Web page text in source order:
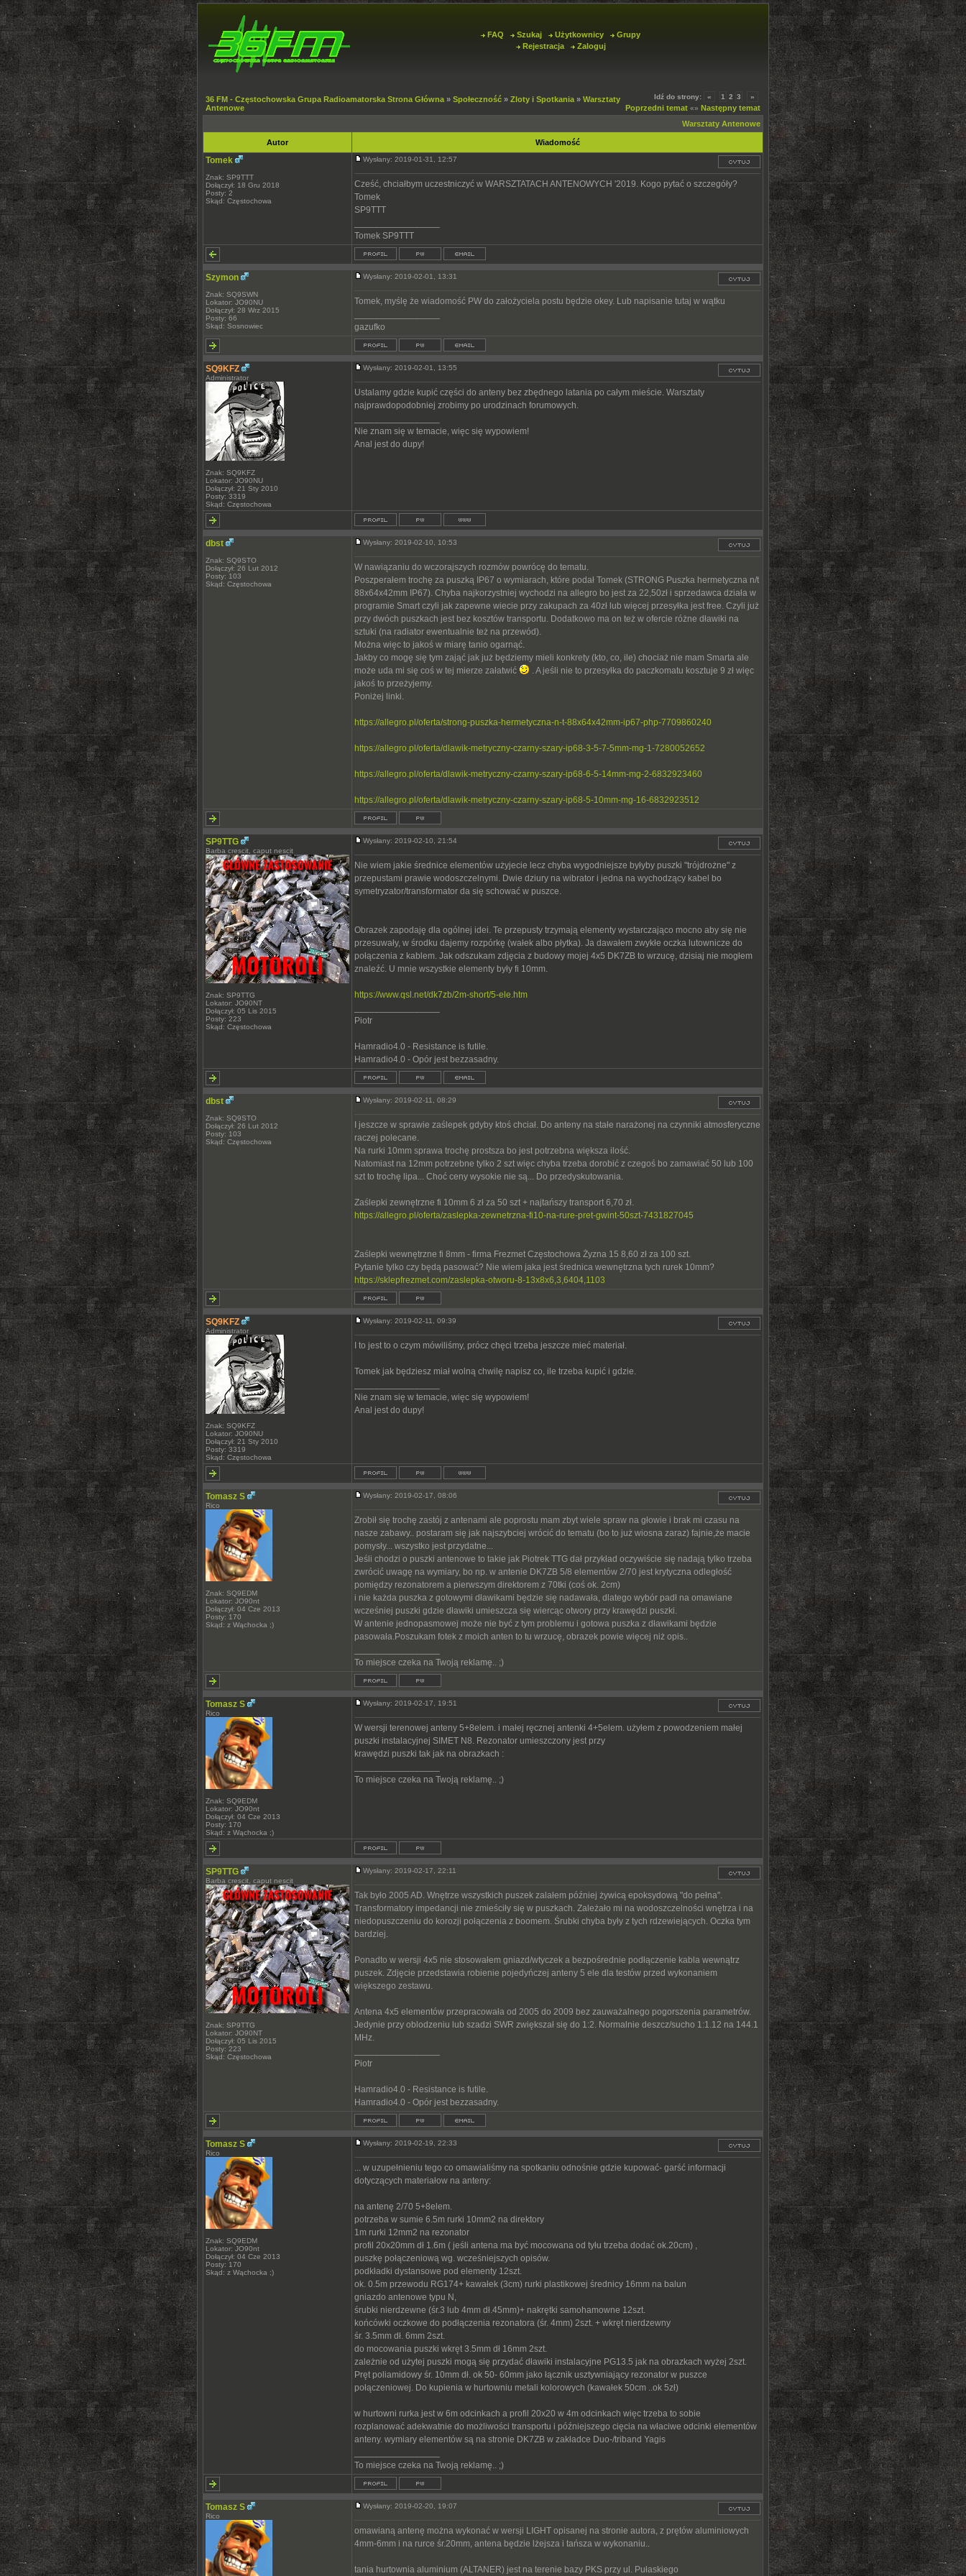
FAQ Szukaj Użytkownicy
Grupy
Rejestracja
Zaloguj
36 FM - Częstochowska Grupa Radioamatorska Strona Główna » Społeczność » Zloty i Spotkania » Warsztaty
Antenowe
Idź do strony: « 1 2 3 »
Poprzedni temat «» Następny temat
Warsztaty Antenowe
Autor Wiadomość
Tomek
Znak: SP9TTT
Dołączył: 18 Gru 2018
Posty: 2
Skąd: Częstochowa
Wysłany: 2019-01-31, 12:57
Cześć, chciałbym uczestniczyć w WARSZTATACH ANTENOWYCH '2019. Kogo pytać o szczegóły?
Tomek
SP9TTT
Tomek SP9TTT
Szymon
Znak: SQ9SWN
Lokator: JO90NU
Dołączył: 28 Wrz 2015
Posty: 66
Skąd: Sosnowiec
Wysłany: 2019-02-01, 13:31
Tomek, myślę że wiadomość PW do założyciela postu będzie okey. Lub napisanie tutaj w wątku
gazufko
SQ9KFZ
Administrator
Znak: SQ9KFZ
Lokator: JO90NU
Dołączył: 21 Sty 2010
Posty: 3319
Skąd: Częstochowa
Wysłany: 2019-02-01, 13:55
Ustalamy gdzie kupić części do anteny bez zbędnego latania po całym mieście. Warsztaty
najprawdopodobniej zrobimy po urodzinach forumowych.
Nie znam się w temacie, więc się wypowiem!
Anal jest do dupy!
dbst
Znak: SQ9STO
Dołączył: 26 Lut 2012
Posty: 103
Skąd: Częstochowa
Wysłany: 2019-02-10, 10:53
W nawiązaniu do wczorajszych rozmów powrócę do tematu.
Poszperałem trochę za puszką IP67 o wymiarach, które podał Tomek (STRONG Puszka hermetyczna n/t
88x64x42mm IP67). Chyba najkorzystniej wychodzi na allegro bo jest za 22,50zł i sprzedawca działa w
programie Smart czyli jak zapewne wiecie przy zakupach za 40zł lub więcej przesyłka jest free. Czyli już
przy dwóch puszkach jest bez kosztów transportu. Dodatkowo ma on też w ofercie różne dławiki na
sztuki (na radiator ewentualnie też na przewód).
Można więc to jakoś w miarę tanio ogarnąć.
Jakby co mogę się tym zająć jak już będziemy mieli konkrety (kto, co, ile) chociaż nie mam Smarta ale
może uda mi się coś w tej mierze załatwić
. A jeśli nie to przesyłka do paczkomatu kosztuje 9 zł więc
jakoś to przeżyjemy.
Poniżej linki.
https://allegro.pl/oferta/strong-puszka-hermetyczna-n-t-88x64x42mm-ip67-php-7709860240
https://allegro.pl/oferta/dlawik-metryczny-czarny-szary-ip68-3-5-7-5mm-mg-1-7280052652
https://allegro.pl/oferta/dlawik-metryczny-czarny-szary-ip68-6-5-14mm-mg-2-6832923460
https://allegro.pl/oferta/dlawik-metryczny-czarny-szary-ip68-5-10mm-mg-16-6832923512
SP9TTG
Barba crescit, caput nescit
Znak: SP9TTG
Lokator: JO90NT
Dołączył: 05 Lis 2015
Posty: 223
Skąd: Częstochowa
Wysłany: 2019-02-10, 21:54
Nie wiem jakie średnice elementów użyjecie lecz chyba wygodniejsze byłyby puszki "trójdrożne" z
przepustami prawie wodoszczelnymi. Dwie dziury na wibrator i jedna na wychodzący kabel bo
symetryzator/transformator da się schować w puszce.
Obrazek zapodaję dla ogólnej idei. Te przepusty trzymają elementy wystarczająco mocno aby się nie
przesuwały, w środku dajemy rozpórkę (wałek albo płytka). Ja dawałem zwykłe oczka lutownicze do
połączenia z kablem. Jak odszukam zdjęcia z budowy mojej 4x5 DK7ZB to wrzucę, dzisiaj nie mogłem
znaleźć. U mnie wszystkie elementy były fi 10mm.
https://www.qsl.net/dk7zb/2m-short/5-ele.htm
Piotr
Hamradio4.0 - Resistance is futile.
Hamradio4.0 - Opór jest bezzasadny.
dbst
Znak: SQ9STO
Dołączył: 26 Lut 2012
Posty: 103
Skąd: Częstochowa
Wysłany: 2019-02-11, 08:29
I jeszcze w sprawie zaślepek gdyby ktoś chciał. Do anteny na stałe narażonej na czynniki atmosferyczne
raczej polecane.
Na rurki 10mm sprawa trochę prostsza bo jest potrzebna większa ilość.
Natomiast na 12mm potrzebne tylko 2 szt więc chyba trzeba dorobić z czegoś bo zamawiać 50 lub 100
szt to trochę lipa... Choć ceny wysokie nie są... Do przedyskutowania.
Zaślepki zewnętrzne fi 10mm 6 zł za 50 szt + najtańszy transport 6,70 zł.
https://allegro.pl/oferta/zaslepka-zewnetrzna-fi10-na-rure-pret-gwint-50szt-7431827045
Zaślepki wewnętrzne fi 8mm - firma Frezmet Częstochowa Żyzna 15 8,60 zł za 100 szt.
Pytanie tylko czy będą pasować? Nie wiem jaka jest średnica wewnętrzna tych rurek 10mm?
https://sklepfrezmet.com/zaslepka-otworu-8-13x8x6,3,6404,1103
SQ9KFZ
Administrator
Znak: SQ9KFZ
Lokator: JO90NU
Dołączył: 21 Sty 2010
Posty: 3319
Skąd: Częstochowa
Wysłany: 2019-02-11, 09:39
I to jest to o czym mówiliśmy, prócz chęci trzeba jeszcze mieć materiał.
Tomek jak będziesz miał wolną chwilę napisz co, ile trzeba kupić i gdzie.
Nie znam się w temacie, więc się wypowiem!
Anal jest do dupy!
Tomasz S
Rico
Znak: SQ9EDM
Lokator: JO90nt
Dołączył: 04 Cze 2013
Posty: 170
Skąd: z Wąchocka ;)
Wysłany: 2019-02-17, 08:06
Zrobił się trochę zastój z antenami ale poprostu mam zbyt wiele spraw na głowie i brak mi czasu na
nasze zabawy.. postaram się jak najszybciej wrócić do tematu (bo to już wiosna zaraz) fajnie,że macie
pomysły... wszystko jest przydatne...
Jeśli chodzi o puszki antenowe to takie jak Piotrek TTG dał przykład oczywiście się nadają tylko trzeba
zwrócić uwagę na wymiary, bo np. w antenie DK7ZB 5/8 elementów 2/70 jest krytyczna odległość
pomiędzy rezonatorem a pierwszym direktorem z 70tki (coś ok. 2cm)
i nie każda puszka z gotowymi dławikami będzie się nadawała, dlatego wybór padł na omawiane
wcześniej puszki gdzie dławiki umieszcza się wiercąc otwory przy krawędzi puszki.
W antenie jednopasmowej może nie być z tym problemu i gotowa puszka z dławikami będzie
pasowała.Poszukam fotek z moich anten to tu wrzucę, obrazek powie więcej niż opis..
To miejsce czeka na Twoją reklamę.. ;)
Tomasz S
Rico
Znak: SQ9EDM
Lokator: JO90nt
Dołączył: 04 Cze 2013
Posty: 170
Skąd: z Wąchocka ;)
Wysłany: 2019-02-17, 19:51
W wersji terenowej anteny 5+8elem. i małej ręcznej antenki 4+5elem. użyłem z powodzeniem małej
puszki instalacyjnej SIMET N8. Rezonator umieszczony jest przy
krawędzi puszki tak jak na obrazkach :
To miejsce czeka na Twoją reklamę.. ;)
SP9TTG
Barba crescit, caput nescit
Znak: SP9TTG
Lokator: JO90NT
Dołączył: 05 Lis 2015
Posty: 223
Skąd: Częstochowa
Wysłany: 2019-02-17, 22:11
Tak było 2005 AD. Wnętrze wszystkich puszek zalałem później żywicą epoksydową "do pełna".
Transformatory impedancji nie zmieściły się w puszkach. Zależało mi na wodoszczelności wnętrza i na
niedopuszczeniu do korozji połączenia z boomem. Śrubki chyba były z tych rdzewiejących. Oczka tym
bardziej.
Ponadto w wersji 4x5 nie stosowałem gniazd/wtyczek a bezpośrednie podłączenie kabla wewnątrz
puszek. Zdjęcie przedstawia robienie pojedyńczej anteny 5 ele dla testów przed wykonaniem
większego zestawu.
Antena 4x5 elementów przepracowała od 2005 do 2009 bez zauważalnego pogorszenia parametrów.
Jedynie przy oblodzeniu lub szadzi SWR zwiększał się do 1:2. Normalnie deszcz/sucho 1:1.12 na 144.1
MHz.
Piotr
Hamradio4.0 - Resistance is futile.
Hamradio4.0 - Opór jest bezzasadny.
Tomasz S
Rico
Znak: SQ9EDM
Lokator: JO90nt
Dołączył: 04 Cze 2013
Posty: 170
Skąd: z Wąchocka ;)
Wysłany: 2019-02-19, 22:33
... w uzupełnieniu tego co omawialiśmy na spotkaniu odnośnie gdzie kupować- garść informacji
dotyczących materiałow na anteny:
na antenę 2/70 5+8elem.
potrzeba w sumie 6.5m rurki 10mm2 na direktory
1m rurki 12mm2 na rezonator
profil 20x20mm dł 1.6m ( jeśli antena ma być mocowana od tyłu trzeba dodać ok.20cm) ,
puszkę połączeniową wg. wcześniejszych opisów.
podkładki dystansowe pod elementy 12szt.
ok. 0.5m przewodu RG174+ kawałek (3cm) rurki plastikowej średnicy 16mm na balun
gniazdo antenowe typu N,
śrubki nierdzewne (śr.3 lub 4mm dł.45mm)+ nakrętki samohamowne 12szt.
końcówki oczkowe do podłączenia rezonatora (śr. 4mm) 2szt. + wkręt nierdzewny
śr. 3.5mm dł. 6mm 2szt.
do mocowania puszki wkręt 3.5mm dł 16mm 2szt.
zależnie od użytej puszki mogą się przydać dławiki instalacyjne PG13.5 jak na obrazkach wyżej 2szt.
Pręt poliamidowy śr. 10mm dł. ok 50- 60mm jako łącznik usztywniający rezonator w puszce
połączeniowej. Do kupienia w hurtowniu metali kolorowych (kawałek 50cm ..ok 5zł)
w hurtowni rurka jest w 6m odcinkach a profil 20x20 w 4m odcinkach więc trzeba to sobie
rozplanować adekwatnie do możliwości transportu i późniejszego cięcia na właciwe odcinki elementów
anteny. wymiary elementów są na stronie DK7ZB w zakładce Duo-/triband Yagis
To miejsce czeka na Twoją reklamę.. ;)
Tomasz S
Rico
Wysłany: 2019-02-20, 19:07
omawianą antenę można wykonać w wersji LIGHT opisanej na stronie autora, z prętów aluminiowych
4mm-6mm i na rurce śr.20mm, antena będzie lżejsza i tańsza w wykonaniu..
tania hurtownia aluminium (ALTANER) jest na terenie bazy PKS przy ul. Pułaskiego